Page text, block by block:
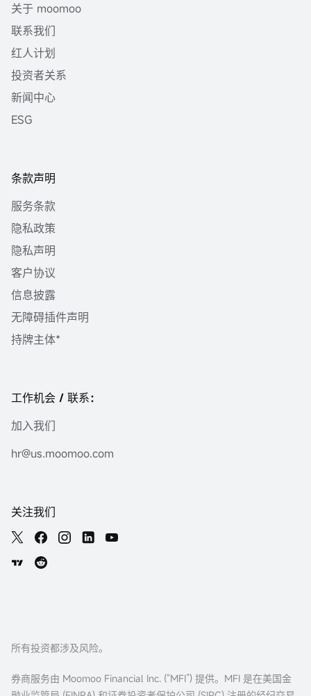
关于 moomoo
联系我们
红人计划
投资者关系
新闻中心
ESG
条款声明
服务条款
隐私政策
隐私声明
客户协议
信息披露
无障碍插件声明
持牌主体*
工作机会 / 联系：
加入我们
hr@us.moomoo.com
关注我们
所有投资都涉及风险。
券商服务由 Moomoo Financial Inc. (“MFI”) 提供。MFI 是在美国金